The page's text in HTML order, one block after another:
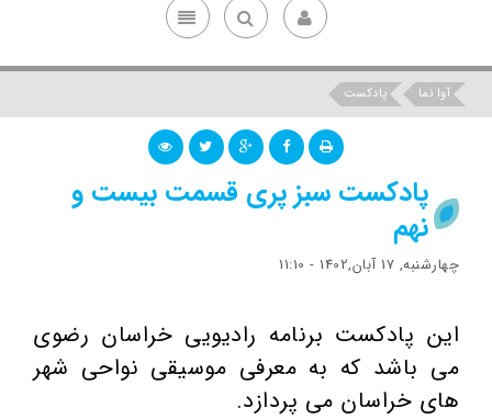
آوا نما پادکست
پادکست سبز پری قسمت بیست و
نهم
چهارشنبه, 17 آبان,1402 - 11:10
این پادکست برنامه رادیویی خراسان رضوی
می باشد که به معرفی موسیقی نواحی شهر
های خراسان می پردازد.